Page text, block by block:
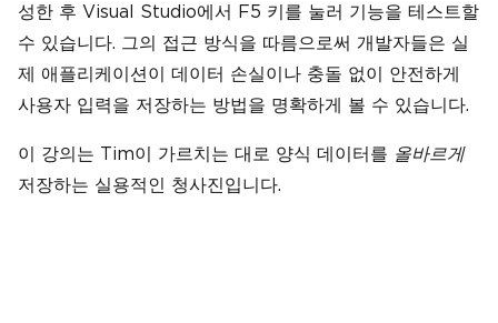
성한 후 Visual Studio에서 F5 키를 눌러 기능을 테스트할
수 있습니다. 그의 접근 방식을 따름으로써 개발자들은 실
제 애플리케이션이 데이터 손실이나 충돌 없이 안전하게
사용자 입력을 저장하는 방법을 명확하게 볼 수 있습니다.
이 강의는 Tim이 가르치는 대로 양식 데이터를 올바르게
저장하는 실용적인 청사진입니다.